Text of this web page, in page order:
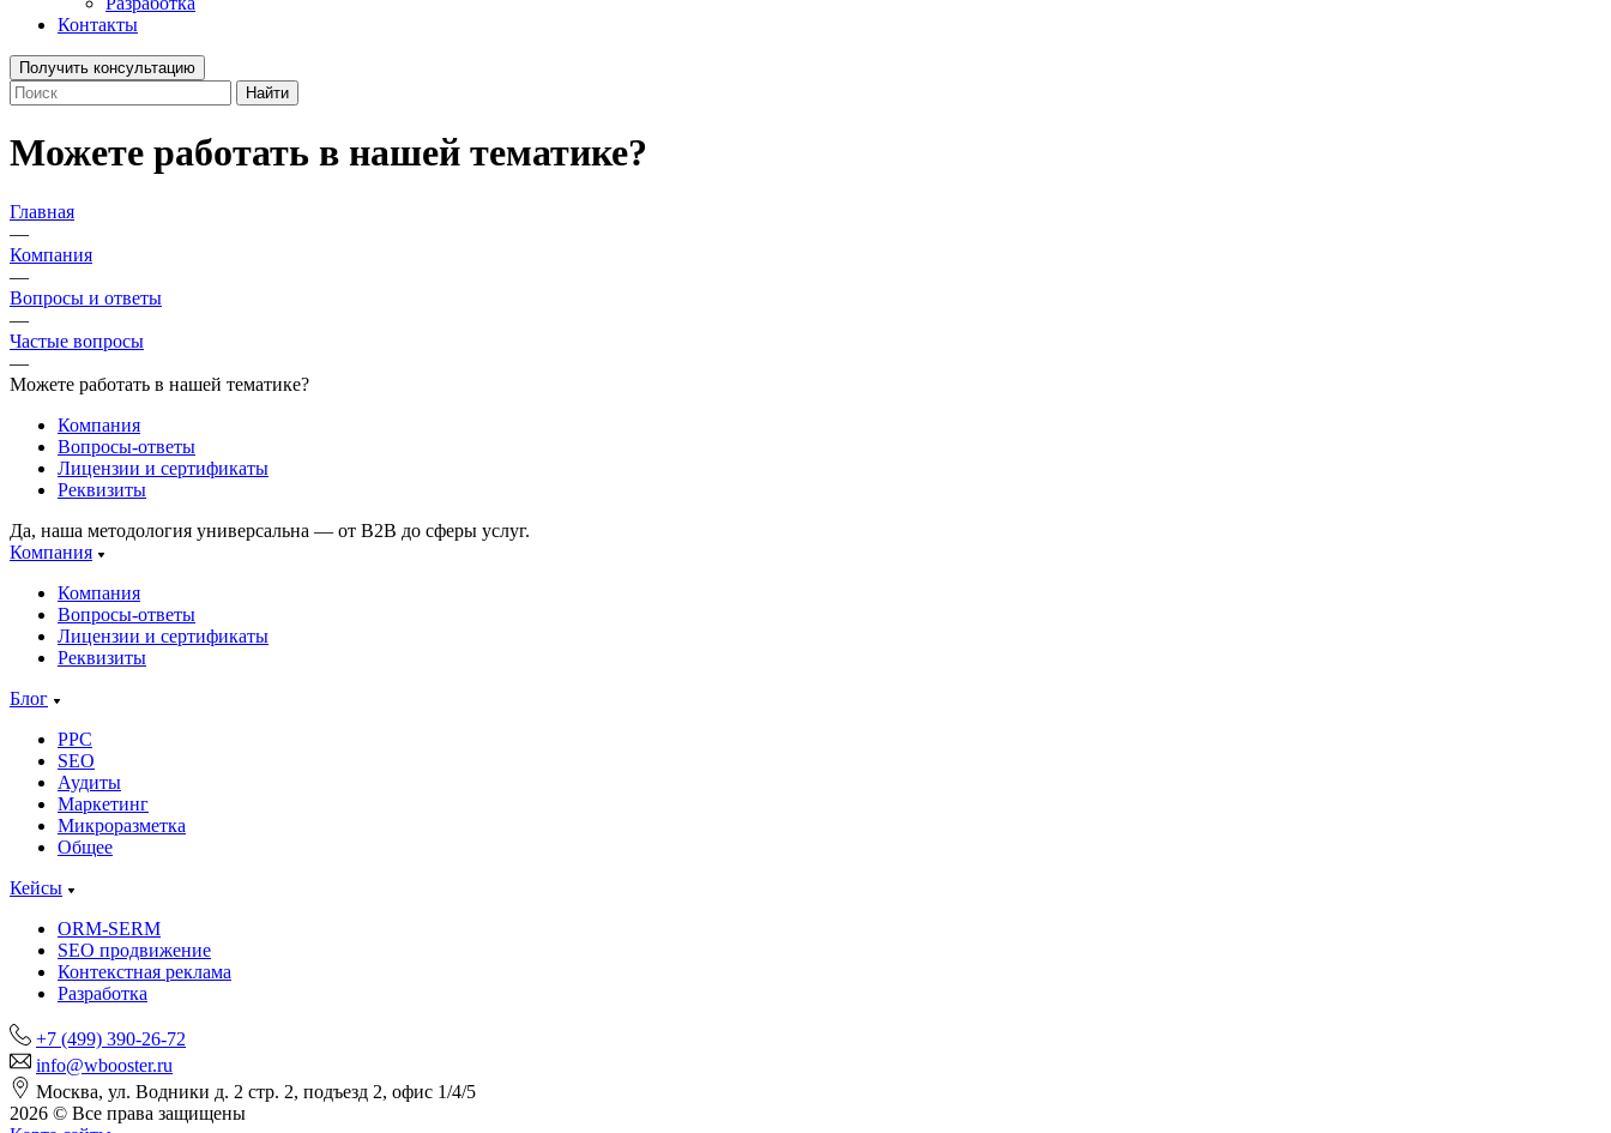
Контакты
Получить консультацию
Найти
Можете работать в нашей тематике?
Главная
—
Компания
—
Вопросы и ответы
—
Частые вопросы
—
Можете работать в нашей тематике?
Компания
Вопросы-ответы
Лицензии и сертификаты
Реквизиты
Да, наша методология универсальна — от B2B до сферы услуг.
Компания
Компания
Вопросы-ответы
Лицензии и сертификаты
Реквизиты
Блог
PPC
SEO
Аудиты
Маркетинг
Микроразметка
Общее
Кейсы
ORM-SERM
SEO продвижение
Контекстная реклама
Разработка
+7 (499) 390-26-72
info@wbooster.ru
Москва, ул. Водники д. 2 стр. 2, подъезд 2, офис 1/4/5
2026 © Все права защищены